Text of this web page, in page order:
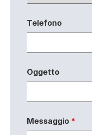
Telefono
Oggetto
Messaggio *